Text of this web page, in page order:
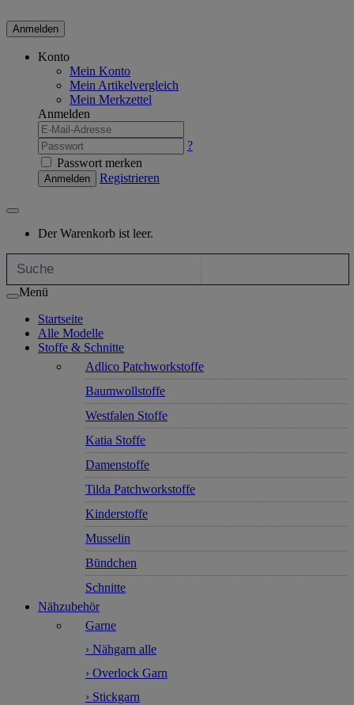
Anmelden
Konto
Mein Konto
Mein Artikelvergleich
Mein Merkzettel
Anmelden
?
Passwort merken
Anmelden Registrieren
Der Warenkorb ist leer.
Menü
Startseite
Alle Modelle
Stoffe & Schnitte
Adlico Patchworkstoffe
Baumwollstoffe
Westfalen Stoffe
Katia Stoffe
Damenstoffe
Tilda Patchworkstoffe
Kinderstoffe
Musselin
Bündchen
Schnitte
Nähzubehör
Garne
› Nähgarn alle
› Overlock Garn
› Stickgarn